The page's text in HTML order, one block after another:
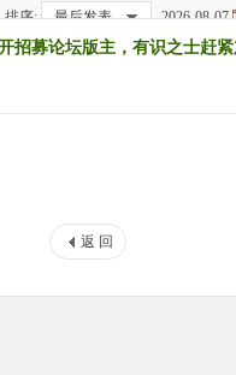
排序: 最后发表 2026-08-07
招募论坛版主，有识之士赶
返 回